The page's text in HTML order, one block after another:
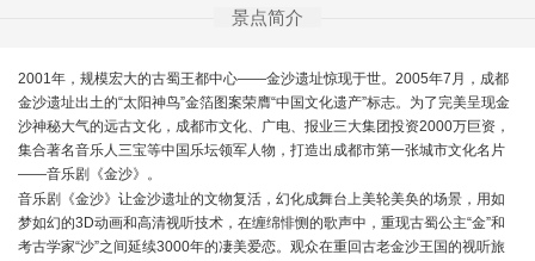
景点简介
2001年，规模宏大的古蜀王都中心——金沙遗址惊现于世。2005年7月，成都
金沙遗址出土的“太阳神鸟”金箔图案荣膺“中国文化遗产”标志。为了完美呈现金
沙神秘大气的远古文化，成都市文化、广电、报业三大集团投资2000万巨资，
集合著名音乐人三宝等中国乐坛领军人物，打造出成都市第一张城市文化名片
——音乐剧《金沙》。
音乐剧《金沙》让金沙遗址的文物复活，幻化成舞台上美轮美奂的场景，用如
梦如幻的3D动画和高清视听技术，在缠绵悱恻的歌声中，重现古蜀公主“金”和
考古学家“沙”之间延续3000年的凄美爱恋。观众在重回古老金沙王国的视听旅